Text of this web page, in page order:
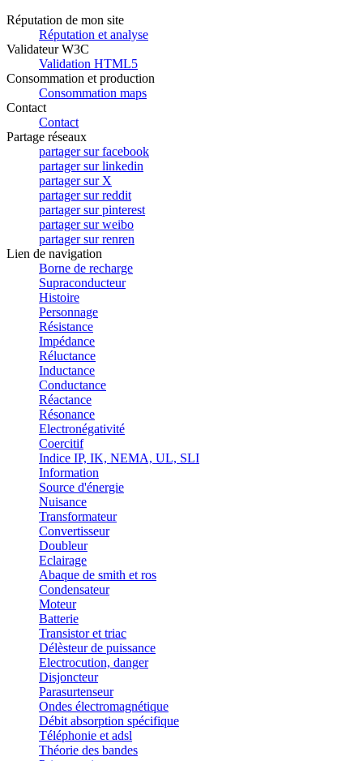
Réputation de mon site
Réputation et analyse
Validateur W3C
Validation HTML5
Consommation et production
Consommation maps
Contact
Contact
Partage réseaux
partager sur facebook
partager sur linkedin
partager sur X
partager sur reddit
partager sur pinterest
partager sur weibo
partager sur renren
Lien de navigation
Borne de recharge
Supraconducteur
Histoire
Personnage
Résistance
Impédance
Réluctance
Inductance
Conductance
Réactance
Résonance
Electronégativité
Coercitif
Indice IP, IK, NEMA, UL, SLI
Information
Source d'énergie
Nuisance
Transformateur
Convertisseur
Doubleur
Eclairage
Abaque de smith et ros
Condensateur
Moteur
Batterie
Transistor et triac
Délèsteur de puissance
Electrocution, danger
Disjoncteur
Parasurtenseur
Ondes électromagnétique
Débit absorption spécifique
Téléphonie et adsl
Théorie des bandes